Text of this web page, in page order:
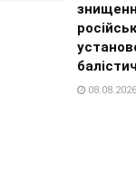
08.08.2026